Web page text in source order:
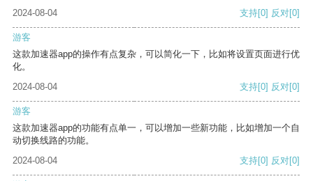
2024-08-04
支持[0] 反对[0]
游客
这款加速器app的操作有点复杂，可以简化一下，比如将设置页面进行优
化。
2024-08-04
支持[0] 反对[0]
游客
这款加速器app的功能有点单一，可以增加一些新功能，比如增加一个自
动切换线路的功能。
2024-08-04
支持[0] 反对[0]